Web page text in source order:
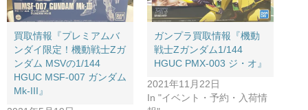
買取情報『プレミアムバ
ンダイ限定！機動戦士Zガ
ンダム ​MSVの1/144 ​
HGUC ​MSF-007 ​ガンダム
Mk-III』
ガンプラ買取情報『機動
戦士Zガンダム1/144 ​
HGUC ​PMX-003 ​ジ・オ』
2021年11月22日
In "イベント・予約・入荷情